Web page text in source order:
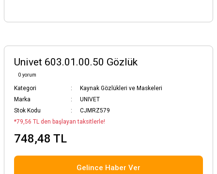
Univet 603.01.00.50 Gözlük
0 yorum
Kategori
Kaynak Gözlükleri ve Maskeleri
Marka
UNIVET
Stok Kodu
CJMRZ579
*79,56 TL den başlayan taksitlerle!
748,48 TL
Gelince Haber Ver